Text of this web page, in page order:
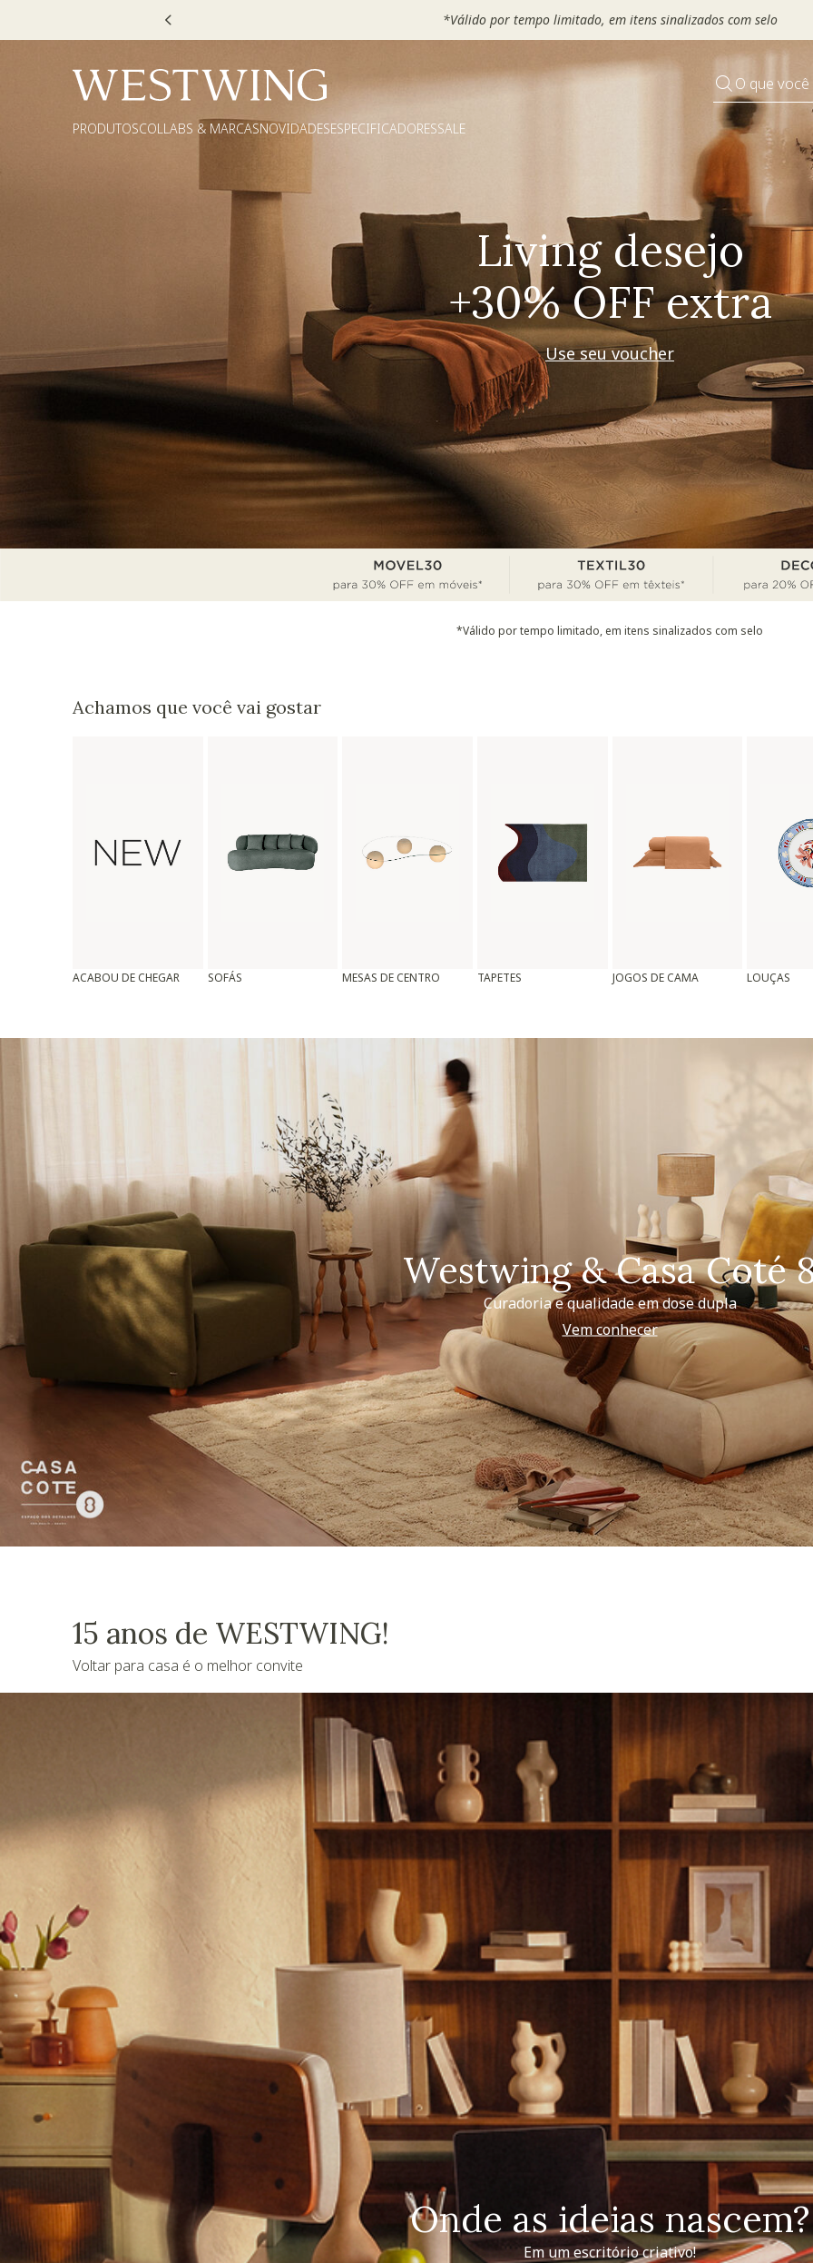
Escolha seu VOUCHER e ganhe até 30% OFF*: useMOVEL30, TEXTIL30 OU
O que
PRODUTOSCOLLABS & MARCASNOVIDADESESPECIFICADORESSALE
Pequenos rituais
Grandes mudanças
Decorar
*Válido por tempo limitado, em itens sinalizados com selo
Achamos que você vai gostar
ACABOU DE CHEGAR SOFÁS MESAS DE CENTRO TAPETES JOGOS DE CAMA LOUÇAS
Westwing & Casa Coté
Curadoria e qualidade em dose dupla
Vem conhecer
15 anos de WESTWING!
Voltar para casa é o melhor convite
Onde as ideias nascem?
Em um escritório criativo!